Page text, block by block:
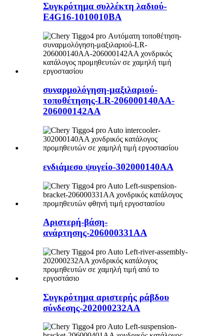
Συγκρότημα συλλέκτη λαδιού-
E4G16-1010010BA
συναρμολόγηση-μαξιλαριού-
τοποθέτησης-LR-206000140AA-
206000142AA
ενδιάμεσο ψυγείο-302000140AA
Αριστερή-βάση-
ανάρτησης-206000331AA
Συγκρότημα αριστερής ράβδου
σύνδεσης-202000232AA